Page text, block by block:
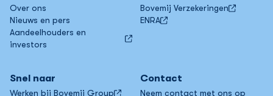
Persbericht jaarcijfers 2025
Over ons
Nieuws en pers
Aandeelhouders en
investors
Bovemij Verzekeringen
ENRA
Snel naar
Werken bij Bovemij Group
Contact
Neem contact met ons op